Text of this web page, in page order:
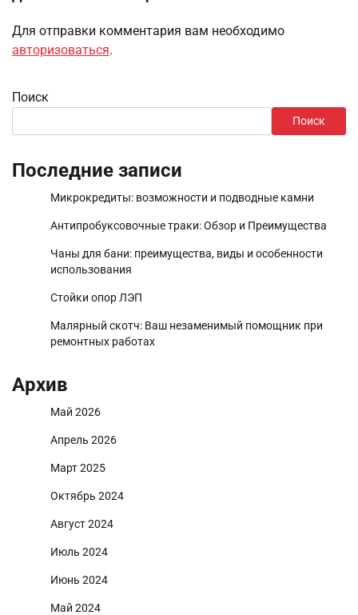
Для отправки комментария вам необходимо
авторизоваться.
Поиск
Поиск
Последние записи
Микрокредиты: возможности и подводные камни
Антипробуксовочные траки: Обзор и Преимущества
Чаны для бани: преимущества, виды и особенности
использования
Стойки опор ЛЭП
Малярный скотч: Ваш незаменимый помощник при
ремонтных работах
Архив
Май 2026
Апрель 2026
Март 2025
Октябрь 2024
Август 2024
Июль 2024
Июнь 2024
Май 2024